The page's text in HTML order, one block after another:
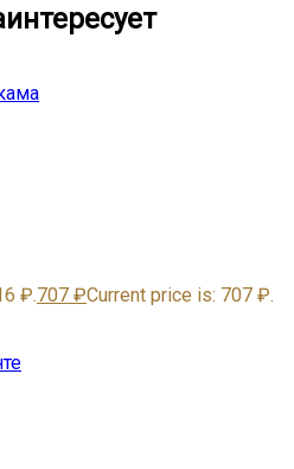
₽.707 ₽Current price is: 707 ₽.